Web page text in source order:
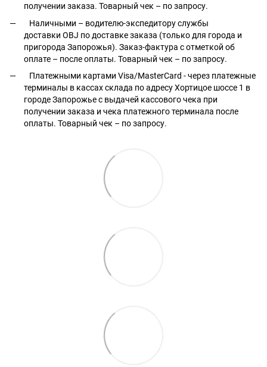
получении заказа. Товарный чек – по запросу.
Наличными – водителю-экспедитору службы
доставки OBJ по доставке заказа (только для города и
пригорода Запорожья). Заказ-фактура с отметкой об
оплате – после оплаты. Товарный чек – по запросу.
Платежными картами Visa/MasterCard - через платежные
терминалы в кассах склада по адресу Хортицое шоссе 1 в
городе Запорожье с выдачей кассового чека при
получении заказа и чека платежного терминала после
оплаты. Товарный чек – по запросу.